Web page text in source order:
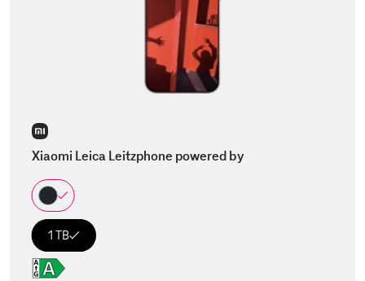
Xiaomi Leica Leitzphone powered by
1 TB